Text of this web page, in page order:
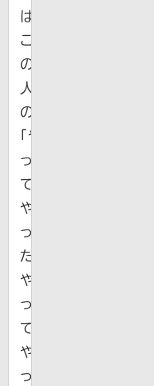
は、
こ
の
人
の
「や
っ
て
や
っ
た！
や
っ
て
や
っ